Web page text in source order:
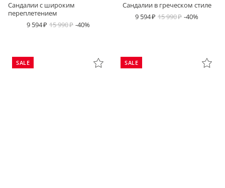
Сандалии с широким
переплетением
9 594
15 990 -40%
Сандалии в греческом стиле
9 594
15 990 -40%
SALE SALE